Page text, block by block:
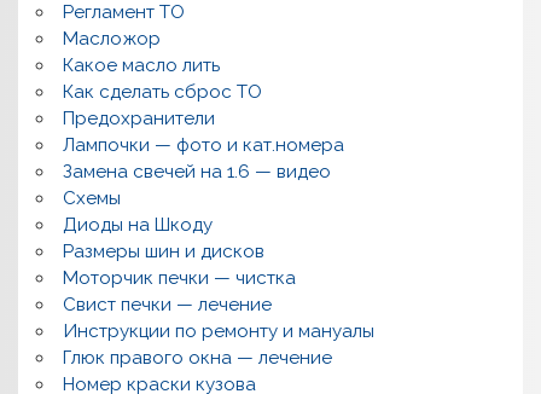
к
и
,
р
е
м
о
н
т
,
в
о
р
о
ы
,
о
л
Регламент ТО
Масложор
Какое масло лить
Как сделать сброс ТО
Предохранители
Лампочки — фото и кат.номера
Замена свечей на 1.6 — видео
Схемы
Диоды на Шкоду
Размеры шин и дисков
Моторчик печки — чистка
Свист печки — лечение
Инструкции по ремонту и мануалы
Глюк правого окна — лечение
Номер краски кузова